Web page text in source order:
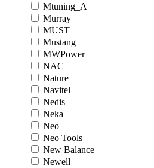
Mtuning_A
Murray
MUST
Mustang
MWPower
NAC
Nature
Navitel
Nedis
Neka
Neo
Neo Tools
New Balance
Newell